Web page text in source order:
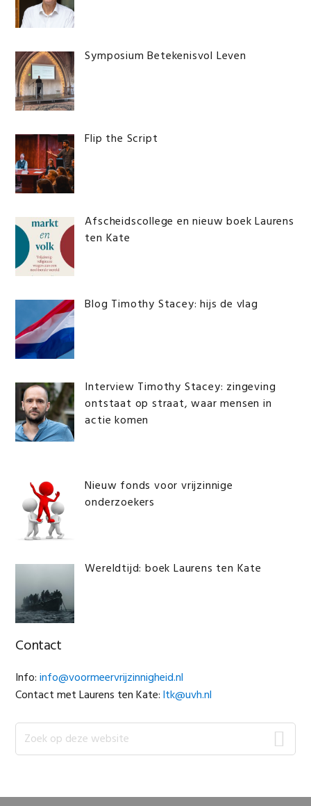
Symposium Betekenisvol Leven
Flip the Script
Afscheidscollege en nieuw boek Laurens
ten Kate
Blog Timothy Stacey: hijs de vlag
Interview Timothy Stacey: zingeving
ontstaat op straat, waar mensen in
actie komen
Nieuw fonds voor vrijzinnige
onderzoekers
Wereldtijd: boek Laurens ten Kate
Contact
Info:info@voormeervrijzinnigheid.nl
Contact met Laurens ten Kate:ltk@uvh.nl
Zoek
op